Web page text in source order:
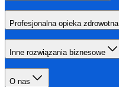
Profesjonalna opieka zdrowotna
Inne rozwiązania biznesowe
O nas